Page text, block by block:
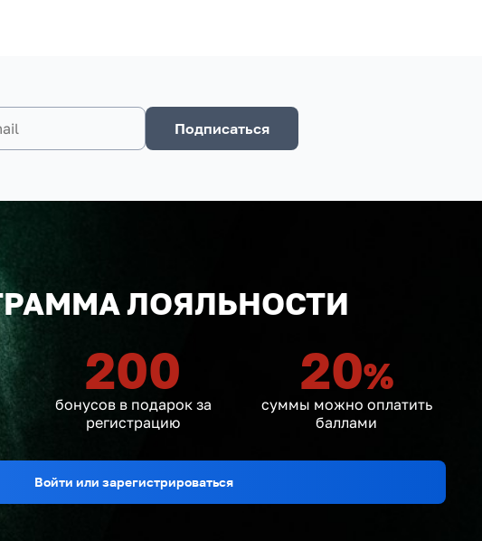
Подписаться
ЛОЯЛЬНОСТИ
200
бонусов в подарок за
регистрацию
20%
суммы можно оплатить
баллами
Войти или зарегистрироваться